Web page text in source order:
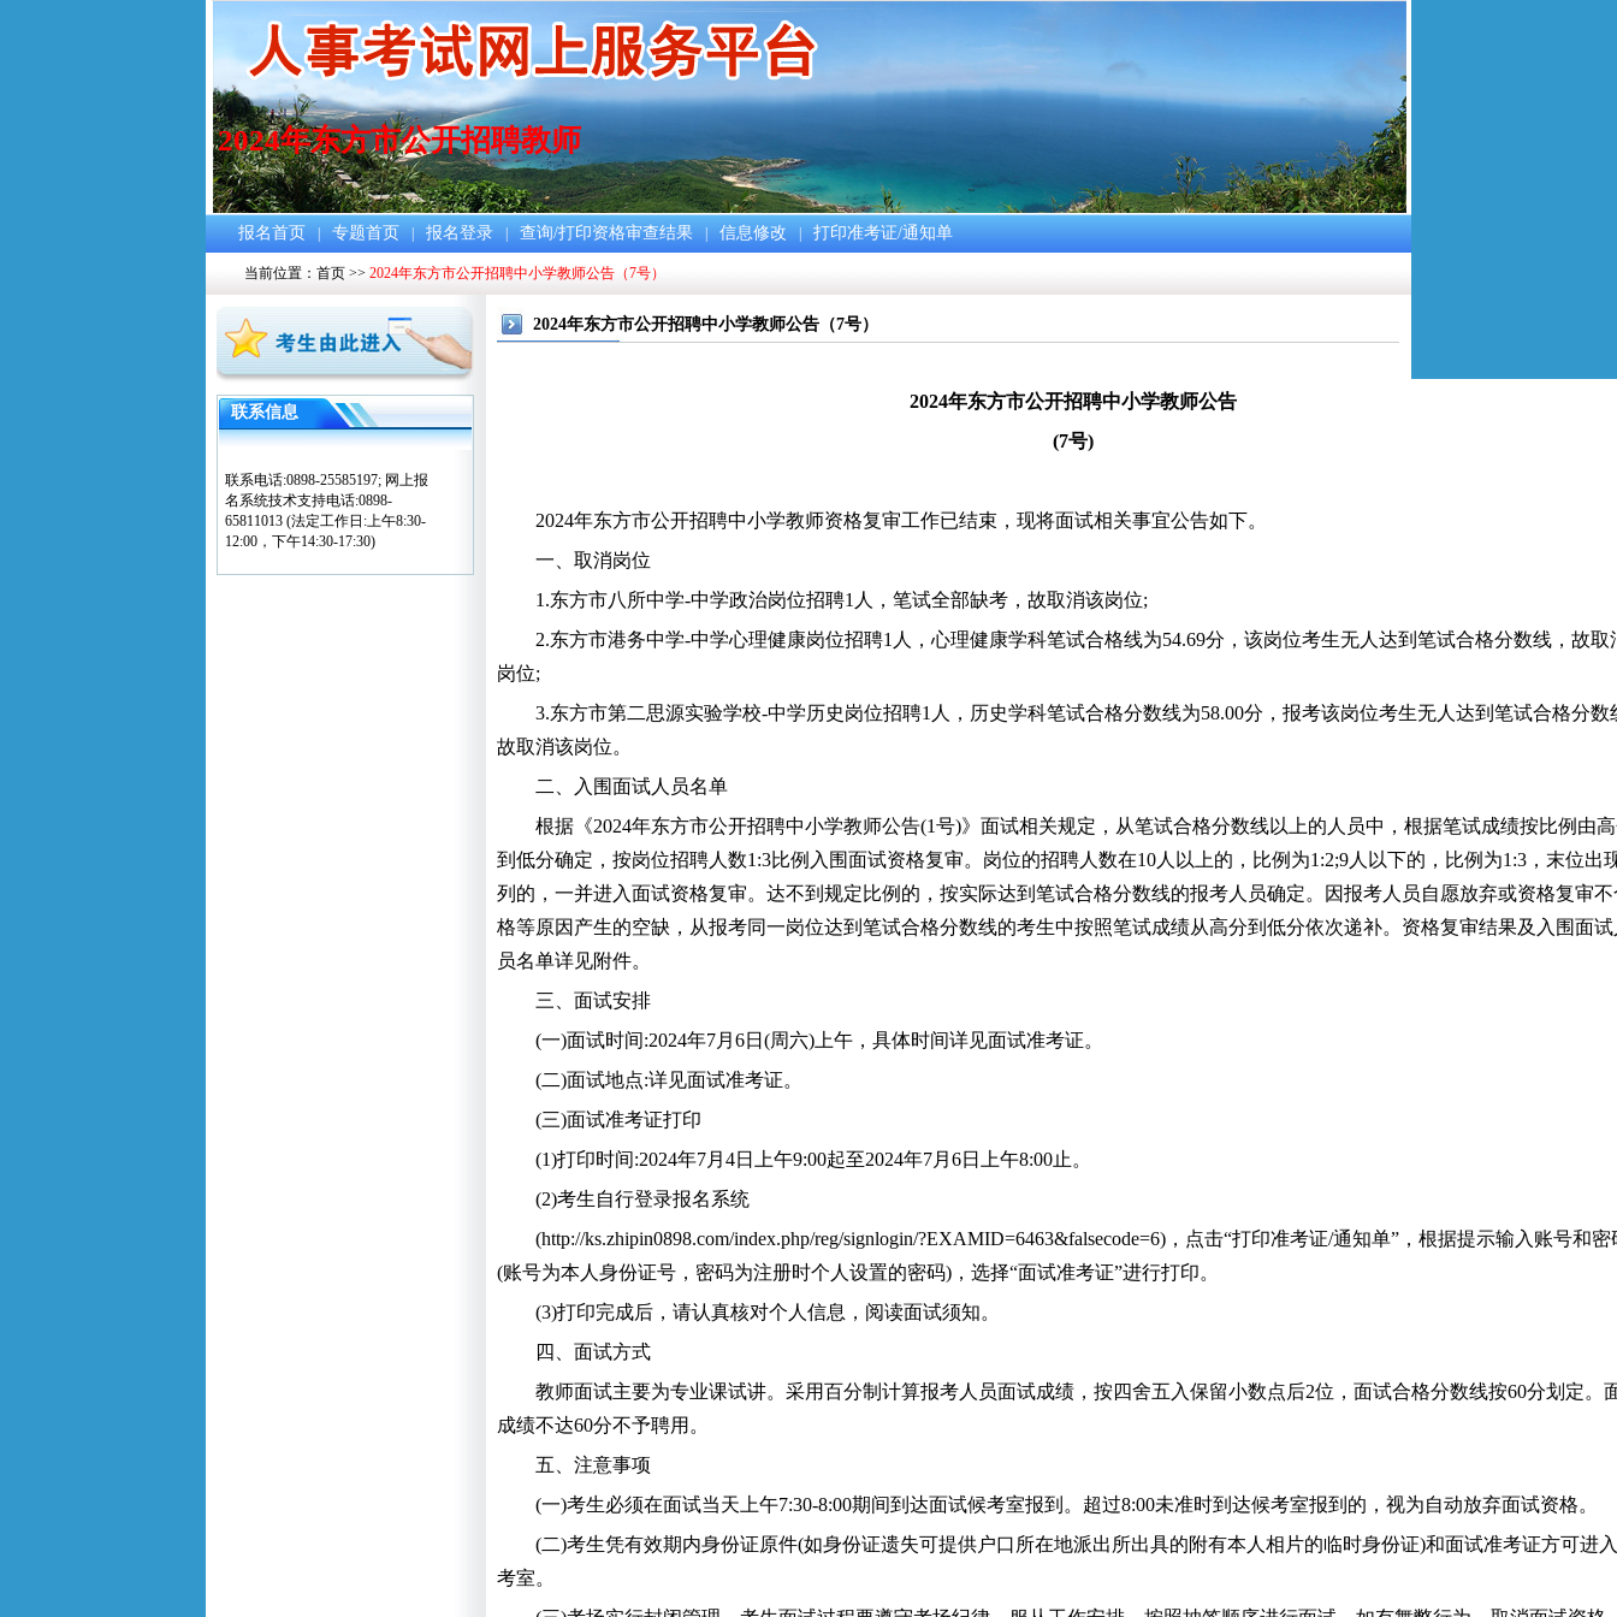
2024年东方市公开招聘教师
报名首页 专题首页 报名登录 查询/打印资格审查结果 信息修改 打印准考证/通知单
当前位置： 首页 >> 2024年东方市公开招聘中小学教师公告（7号）
联系信息
联系电话:0898-25585197; 网上报
名系统技术支持电话:0898-
65811013 (法定工作日:上午8:30-
12:00，下午14:30-17:30)
2024年东方市公开招聘中小学教师公告（7号）
2024年东方市公开招聘中小学教师公告
(7号)
2024年东方市公开招聘中小学教师资格复审工作已结束，现将面试相关事宜公告如下。
一、取消岗位
1.东方市八所中学-中学政治岗位招聘1人，笔试全部缺考，故取消该岗位;
2.东方市港务中学-中学心理健康岗位招聘1人，心理健康学科笔试合格线为54.69分，该岗位考生无人达到笔试合格分数线，故取
岗位;
3.东方市第二思源实验学校-中学历史岗位招聘1人，历史学科笔试合格分数线为58.00分，报考该岗位考生无人达到笔试合格分数
故取消该岗位。
二
、入围面试人员名单
根据《2024年东方市公开招聘中小学教师公告(1号)》面试相关规定， 从笔试合格分数线以上的人员中，根据笔试成绩按比例由
到低分确定，按岗位招聘人数1:3比例入围面试资格复审。岗位的招聘人数在10人以上的，比例为1:2;9人以下的，比例为1:3，末位出
列的，一并进入面试资格复审。达不到规定比例的，按实际达到笔试合格分数线的报考人员确定。因报考人员自愿放弃或资格复审不
格等原因产生的空缺，从报考同一岗位达到笔试合格分数线的考生中按照笔试成绩从高分到低分依次递补。资格复审结果及 入围面
员名单详见附件。
三、面试安排
(一)面试时间:2024年7月6日(周六)上午，具体时间详见面试准考证。
(二)面试地点:详见面试准考证。
(三)面试准考证打印
(1)打印时间:2024年7月4日上午9:00起至2024年7月6日上午8:00止。
(2)考生自行登录报名系统
(http://ks.zhipin0898.com/index.php/reg/signlogin/?EXAMID=6463&falsecode=6)，点击“打印准考证/通知单”，根据提示输入账号和密
(账号为本人身份证号，密码为注册时个人设置的密码)，选择“面试准考证”进行打印。
(3)打印完成后，请认真核对个人信息，阅读面试须知。
四、面试方式
教师面试主要为专业课试讲。采用百分制计算报考人员面试成绩，按四舍五入保留小数点后2位，面试合格分数线按60分划定。
成绩不达60分不予聘用。
五 、注意事项
(一)考生必须在面试当天上午7:30-8:00期间到达面试候考室报到。超过8:00未准时到达候考室报到的，视为自动放弃面试资格。
(二)考生凭有效期内身份证原件(如身份证遗失可提供户口所在地派出所出具的附有本人相片的临时身份证)和面试准考证方可进
考室。